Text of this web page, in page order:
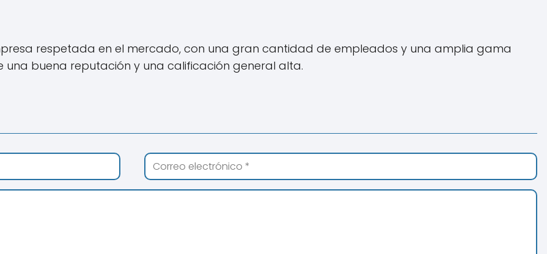
respetada en el mercado, con una gran cantidad de empleados y una amplia gama
buena reputación y una calificación general alta.